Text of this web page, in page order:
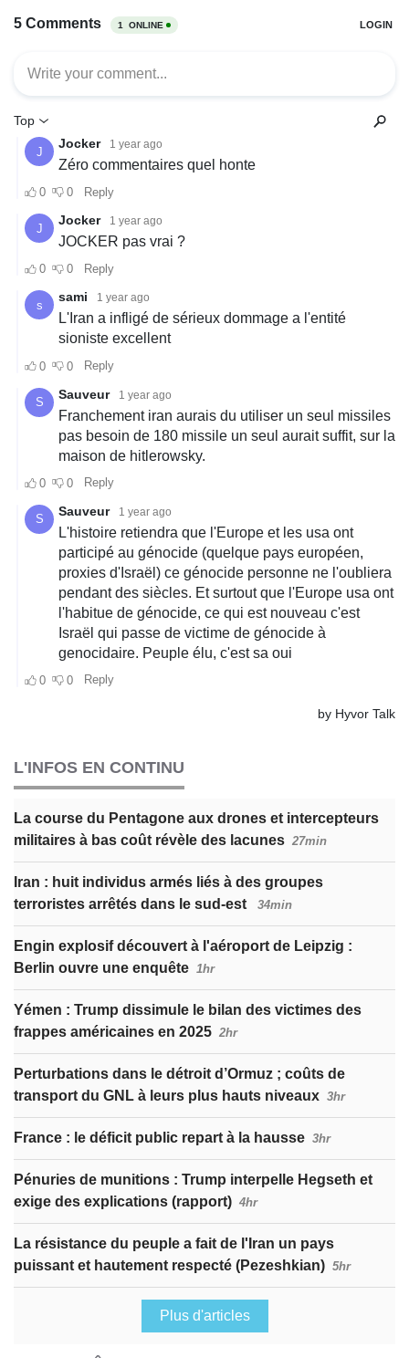
L'INFOS EN CONTINU
La course du Pentagone aux drones et intercepteurs
militaires à bas coût révèle des lacunes 27min
Iran : huit individus armés liés à des groupes
terroristes arrêtés dans le sud-est
34min
Engin explosif découvert à l'aéroport de Leipzig :
Berlin ouvre une enquête 1hr
Yémen : Trump dissimule le bilan des victimes des
frappes américaines en 2025 2hr
Perturbations dans le détroit d’Ormuz ; coûts de
transport du GNL à leurs plus hauts niveaux 3hr
France : le déficit public repart à la hausse 3hr
Pénuries de munitions : Trump interpelle Hegseth et
exige des explications (rapport) 4hr
La résistance du peuple a fait de l'Iran un pays
puissant et hautement respecté (Pezeshkian) 5hr
Plus d'articles